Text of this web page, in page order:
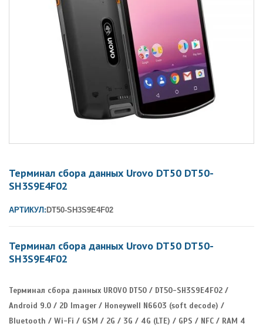
Терминал сбора данных Urovo DT50 DT50-
SH3S9E4F02
АРТИКУЛ: DT50-SH3S9E4F02
Терминал сбора данных Urovo DT50 DT50-
SH3S9E4F02
Терминал сбора данных UROVO DT50 / DT50-SH3S9E4F02 /
Android 9.0 / 2D Imager / Honeywell N6603 (soft decode) /
Bluetooth / Wi-Fi / GSM / 2G / 3G / 4G (LTE) / GPS / NFC / RAM 4